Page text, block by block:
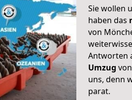
Sie wollen
haben das
von
Antworten
Umzug
uns, denn
parat.